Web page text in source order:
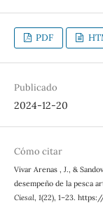
PDF
Publicado
2024-12-20
Cómo citar
Vivar Arenas , J., &
desempeño de la pesca
Ciesal, 1(22), 1–23.